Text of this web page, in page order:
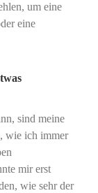
um eine
eine
sind meine
wie ich immer
mir erst
wie sehr der